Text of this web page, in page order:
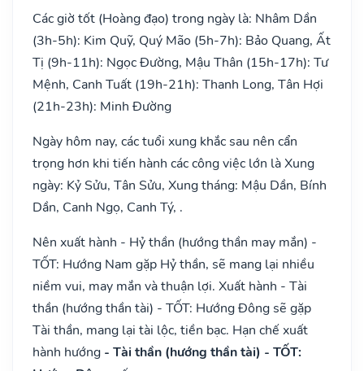
Các giờ tốt (Hoàng đạo) trong ngày là: Nhâm Dần
(3h-5h): Kim Quỹ, Quý Mão (5h-7h): Bảo Quang, Ất
Tị (9h-11h): Ngọc Đường, Mậu Thân (15h-17h): Tư
Mệnh, Canh Tuất (19h-21h): Thanh Long, Tân Hợi
(21h-23h): Minh Đường
Ngày hôm nay, các tuổi xung khắc sau nên cẩn
trọng hơn khi tiến hành các công việc lớn là Xung
ngày: Kỷ Sửu, Tân Sửu, Xung tháng: Mậu Dần, Bính
Dần, Canh Ngọ, Canh Tý, .
Nên xuất hành - Hỷ thần (hướng thần may mắn) -
TỐT: Hướng Nam gặp Hỷ thần, sẽ mang lại nhiều
niềm vui, may mắn và thuận lợi. Xuất hành - Tài
thần (hướng thần tài) - TỐT: Hướng Đông sẽ gặp
Tài thần, mang lại tài lộc, tiền bạc. Hạn chế xuất
hành hướng - Tài thần (hướng thần tài) - TỐT: